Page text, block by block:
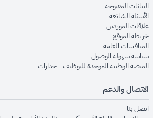
البيانات المفتوحةopens in new window
الأسئلة الشائعةopens in new window
علاقات الموردينopens in new window
خريطة الموقعopens in new window
المنافسات العامةopens in new window
سياسة سهولة الوصولopens in new window
المنصة الوطنية الموحدة للتوظيف - جداراتwindow
الاتصال والدعم
اتصل بنا